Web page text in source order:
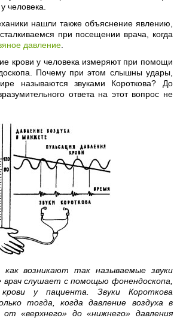
человека.
нашли также объяснение явлению,
при посещении врача, когда
давление
крови у человека измеряют при помощи
Почему при этом слышны удары,
называются звуками Короткова? До
ответа на этот вопрос не
как возникают так называемые звуки
слушает с помощью фонендоскопа,
крови у пациента. Звуки Короткова
тогда, когда давление воздуха в
«верхнего» до «нижнего» давления